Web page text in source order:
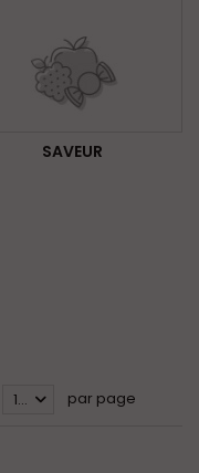
SAVEUR
12 par page